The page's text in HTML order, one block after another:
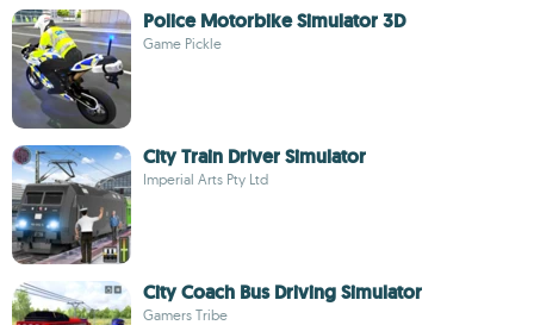
Police Motorbike Simulator 3D
Game Pickle
City Train Driver Simulator
Imperial Arts Pty Ltd
City Coach Bus Driving Simulator
Gamers Tribe